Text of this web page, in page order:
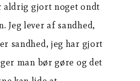
aldrig gjort noget ondt
Jeg lever af sandhed,
sandhed, jeg har gjort
man bør gøre og det